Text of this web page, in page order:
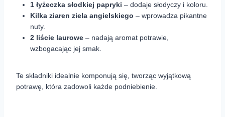
1 łyżeczka słodkiej papryki – dodaje słodyczy i koloru.
Kilka ziaren ziela angielskiego – wprowadza pikantne
nuty.
2 liście laurowe – nadają aromat potrawie,
wzbogacając jej smak.
Te składniki idealnie komponują się, tworząc wyjątkową
potrawę, która zadowoli każde podniebienie.